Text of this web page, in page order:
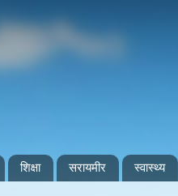
शिक्षा सरायमीर स्वास्थ्य